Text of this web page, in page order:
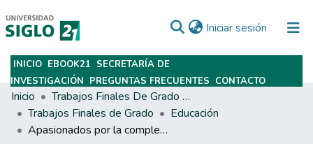
Iniciar sesión (current)
Subir
INICIO EBOOK21 SECRETARÍA DE
INVESTIGACIÓN PREGUNTAS FRECUENTES CONTACTO
Inicio
Trabajos Finales De Grado Y Posgrado
Trabajos Finales de Grado
Educación
Apasionados por la complejidad del aprendizaje basado en proyectos